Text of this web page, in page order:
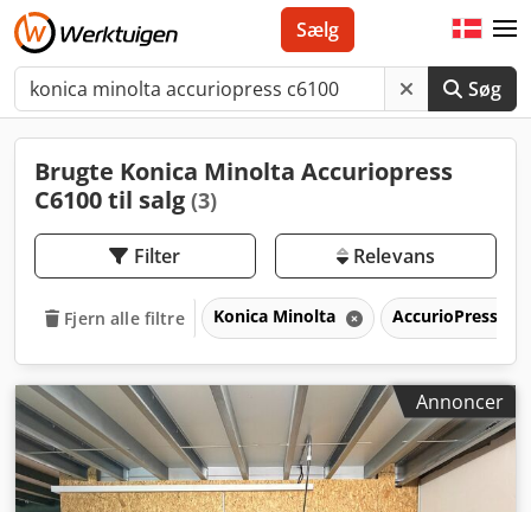
Søg
Sælg
Brugte Konica Minolta Accuriopress
C6100 til salg (3)
Filter Relevans
Fjern alle filtre Konica Minolta AccurioPress
Annoncer